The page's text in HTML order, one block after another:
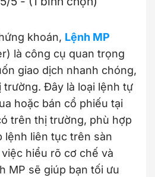
khoán, Lệnh MP
là công cụ quan trọng
giao dịch nhanh chóng,
Đây là loại lệnh tự
hoặc bán cổ phiếu tại
trên thị trường, phù hợp
lệnh liên tục trên sàn
việc hiểu rõ cơ chế và
MP sẽ giúp bạn tối ưu